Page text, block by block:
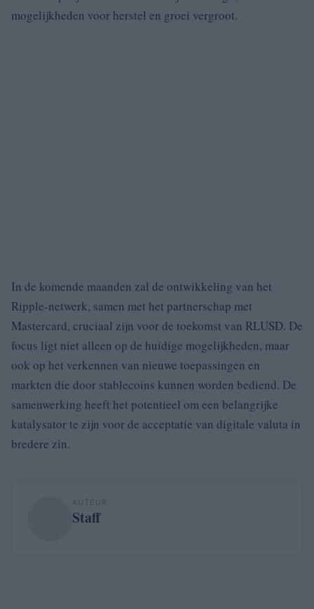
mogelijkheden voor herstel en groei vergroot.
In de komende maanden zal de ontwikkeling van het
Ripple-netwerk, samen met het partnerschap met
Mastercard, cruciaal zijn voor de toekomst van RLUSD. De
focus ligt niet alleen op de huidige mogelijkheden, maar
ook op het verkennen van nieuwe toepassingen en
markten die door stablecoins kunnen worden bediend. De
samenwerking heeft het potentieel om een belangrijke
katalysator te zijn voor de acceptatie van digitale valuta in
bredere zin.
AUTEUR
Staff